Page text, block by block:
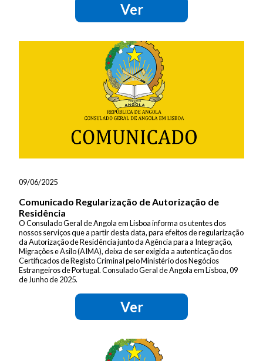
Ver
09/06/2025
Comunicado Regularização de Autorização de
Residência
O Consulado Geral de Angola em Lisboa informa os utentes dos
nossos serviços que a partir desta data, para efeitos de regularização
da Autorização de Residência junto da Agência para a Integração,
Migrações e Asilo (AIMA), deixa de ser exigida a autenticação dos
Certificados de Registo Criminal pelo Ministério dos Negócios
Estrangeiros de Portugal. Consulado Geral de Angola em Lisboa, 09
de Junho de 2025.
Ver